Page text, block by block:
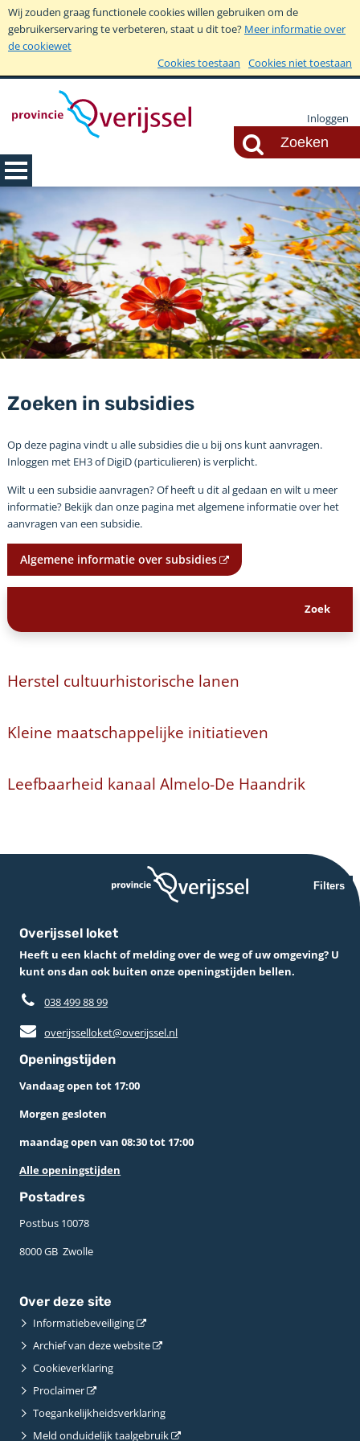
Wij zouden graag functionele cookies willen gebruiken om de
gebruikerservaring te verbeteren, staat u dit toe? Meer informatie over
de cookiewet
Cookies toestaan
Cookies niet toestaan
Inloggen
Zoeken in subsidies
Op deze pagina vindt u alle subsidies die u bij ons kunt aanvragen.
Inloggen met EH3 of DigiD (particulieren) is verplicht.
Wilt u een subsidie aanvragen? Of heeft u dit al gedaan en wilt u meer
informatie? Bekijk dan onze pagina met algemene informatie over het
aanvragen van een subsidie.
Algemene informatie over subsidies
Herstel cultuurhistorische lanen
Kleine maatschappelijke initiatieven
Leefbaarheid kanaal Almelo-De Haandrik
Filters
Overijssel loket
Heeft u een klacht of melding over de weg of uw omgeving? U
kunt ons dan ook buiten onze openingstijden bellen.
038 499 88 99
overijsselloket@overijssel.nl
Openingstijden
Vandaag open tot 17:00
Morgen gesloten
maandag open van 08:30 tot 17:00
Alle openingstijden
Postadres
Postbus 10078 ­
8000 GB ­ Zwolle
Over deze site
Informatiebeveiliging
Archief van deze website
Cookieverklaring
Proclaimer
Toegankelijkheidsverklaring
Meld onduidelijk taalgebruik